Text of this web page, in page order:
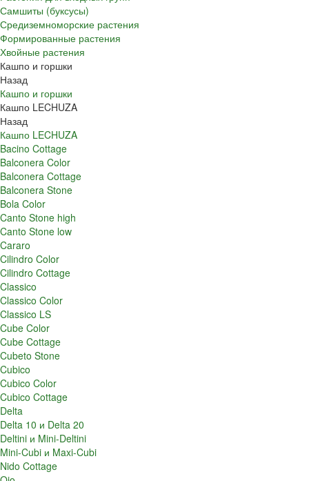
Самшиты (буксусы)
Средиземноморские растения
Формированные растения
Хвойные растения
Кашпо и горшки
Назад
Кашпо и горшки
Кашпо LECHUZA
Назад
Кашпо LECHUZA
Bacino Cottage
Balconera Color
Balconera Cottage
Balconera Stone
Bola Color
Canto Stone high
Canto Stone low
Cararo
Cilindro Color
Cilindro Cottage
Classico
Classico Color
Classico LS
Cube Color
Cube Cottage
Cubeto Stone
Cubico
Cubico Color
Cubico Cottage
Delta
Delta 10 и Delta 20
Deltini и Mini-Deltini
Mini-Cubi и Maxi-Cubi
Nido Cottage